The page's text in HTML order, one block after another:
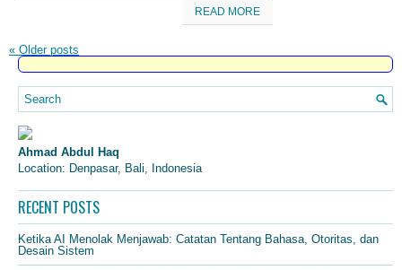
READ MORE
« Older posts
Ahmad Abdul Haq
Location: Denpasar, Bali, Indonesia
RECENT POSTS
Ketika AI Menolak Menjawab: Catatan Tentang Bahasa, Otoritas, dan
Desain Sistem